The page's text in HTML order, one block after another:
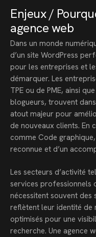
Enjeux /
agence web
Dans un monde
d’un site WordPress
pour les entreprises et
démarquer. Les
TPE ou de PME, ainsi
blogueurs, trouvent
atout majeur pour
de nouveaux clients. En
comme Code
reconnue et d’un
Les secteurs d’activité
services professionnels
nécessitent souvent des
reflètent leur identité de
optimisés pour une
recherche. Une agence